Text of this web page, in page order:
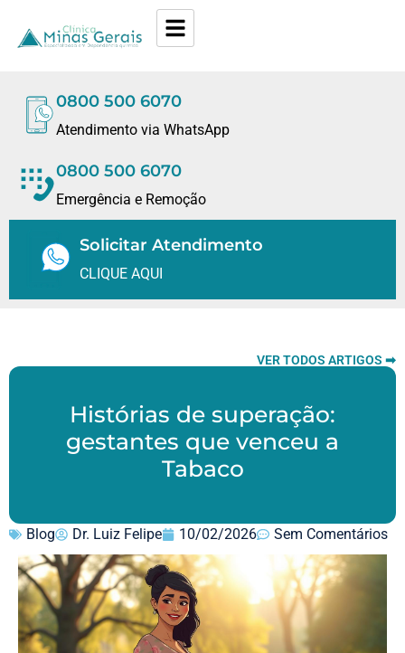
0800 500 6070
Atendimento via WhatsApp
0800 500 6070
Emergência e Remoção
Solicitar Atendimento
CLIQUE AQUI
VER TODOS ARTIGOS ➡
Histórias de superação:
gestantes que venceu a
Tabaco
Blog Dr. Luiz Felipe 10/02/2026 Sem Comentários